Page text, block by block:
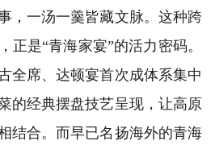
一汤一羹皆藏文脉。这种跨
正是“青海家宴”的活力密码。
全席、达顿宴首次成体系集中
的经典摆盘技艺呈现，让高原
结合。而早已名扬海外的青海